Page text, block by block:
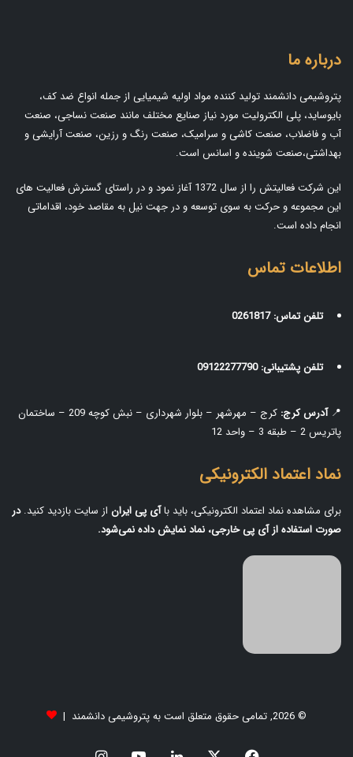
درباره ما
پتروشیمی دانشمند تولید کننده مواد اولیه شیمیایی از جمله انواع ضد کف،
بایوساید، پلی الکترولیت مورد نیاز صنایع مختلف مانند صنعت نساجی، صنعت
آب و فاضلاب، صنعت کاشی و سرامیک، صنعت رنگ و رزین، صنعت آرایشی و
بهداشتی،صنعت شوینده و اسانس است.
این شرکت فعالیتش را از سال 1372 آغاز نمود و در راستای گسترش فعالیت های
این مجموعه و حرکت به سوی توسعه و در جهت نیل به مقاصد خود، اقداماتی
انجام داده است.
اطلاعات تماس
تلفن تماس: 0261817
تلفن پشتیبانی: 09122277790
📍آدرس کرج:
کرج – مهرشهر – بلوار شهرداری – نبش کوچه 209 – ساختمان
پاتریس 2 – طبقه 3 – واحد 12
نماد اعتماد الکترونیکی
برای مشاهده نماد اعتماد الکترونیکی، باید باآی‌ پی ایران از سایت بازدید کنید.در
صورت استفاده از آی‌ پی خارجی، نماد نمایش داده نمی‌شود.
© 2026, تمامی حقوق متعلق است به پتروشیمی دانشمند |